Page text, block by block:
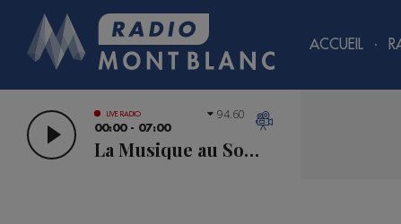
ACCUEIL
LIVE RADIO
00:00 - 07:00
La Musique au Sommet
94.60